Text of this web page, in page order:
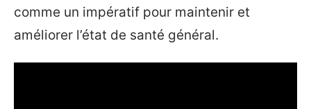
comme un impératif pour maintenir et
améliorer l’état de santé général.